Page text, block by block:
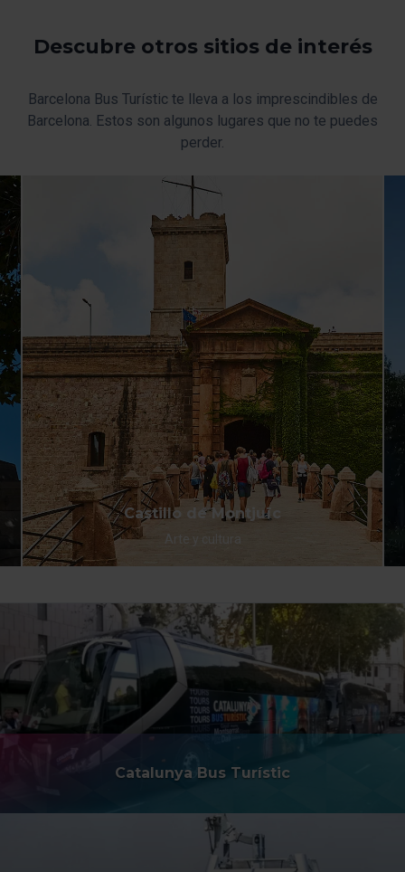
podrás modificar tu selección de cookies seleccionando
la opción “Gestor de cookies”, que encontrarás en el
Descubre otros sitios de interés
Barcelona Bus Turístic te lleva a los imprescindibles de
Barcelona. Estos son algunos lugares que no te puedes
perder.
Castillo de Montjuïc
Arte y cultura
Catalunya Bus Turístic